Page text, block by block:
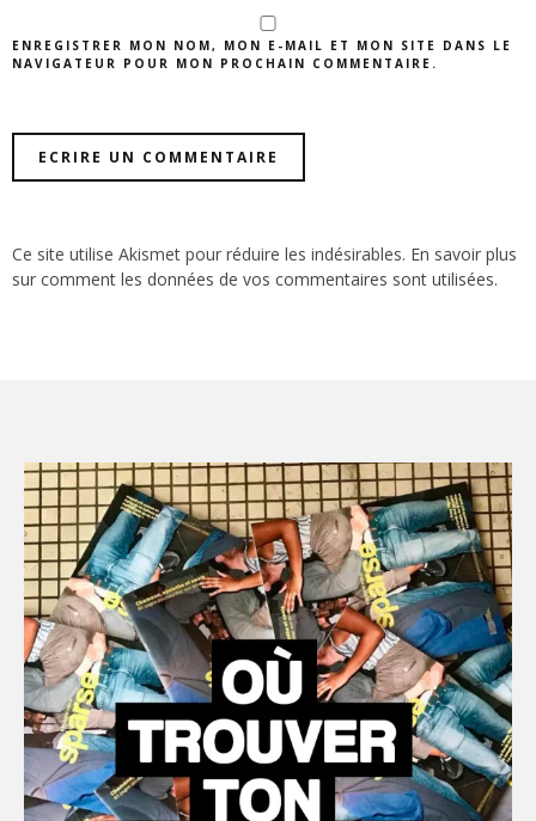
ENREGISTRER MON NOM, MON E-MAIL ET MON SITE DANS LE
NAVIGATEUR POUR MON PROCHAIN COMMENTAIRE.
Ce site utilise Akismet pour réduire les indésirables. En savoir plus
sur comment les données de vos commentaires sont utilisées.